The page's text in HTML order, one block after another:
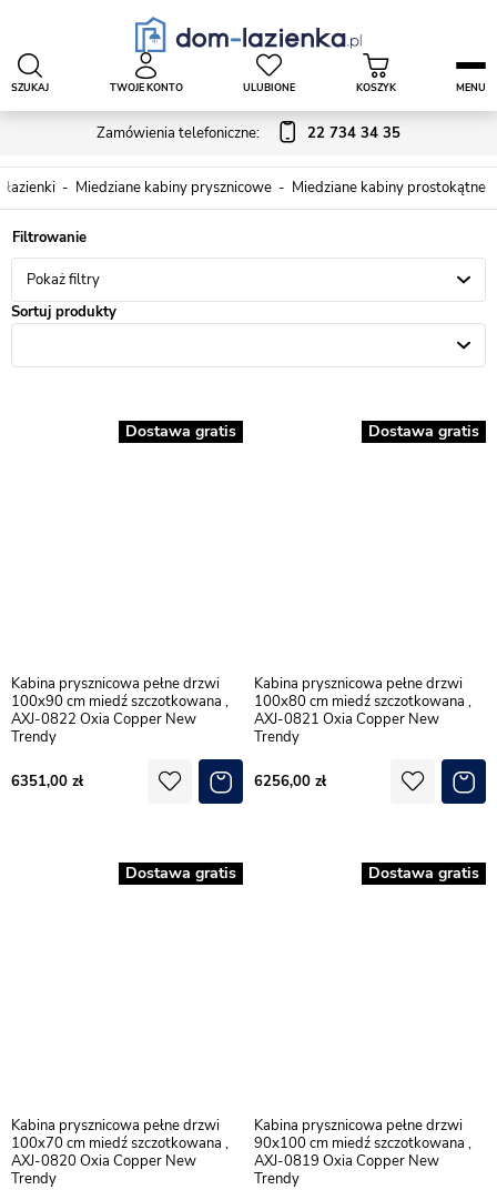
Zamówienia telefoniczne: 22 734 34 35
SZUKAJ TWOJE KONTO ULUBIONE KOSZYK MENU
łazienki Miedziane kabiny prysznicowe Miedziane kabiny prostokątne
Pokaż filtry
Sortuj produkty
Kabina prysznicowa pełne drzwi
100x90 cm miedź szczotkowana ,
AXJ-0822 Oxia Copper New
Trendy
6351,00
Dostawa gratis
Kabina prysznicowa pełne drzwi
100x80 cm miedź szczotkowana ,
AXJ-0821 Oxia Copper New
Trendy
6256,00
Dostawa gratis
Kabina prysznicowa pełne drzwi
100x70 cm miedź szczotkowana ,
AXJ-0820 Oxia Copper New
Trendy
Dostawa gratis
Kabina prysznicowa pełne drzwi
90x100 cm miedź szczotkowana ,
AXJ-0819 Oxia Copper New
Trendy
Dostawa gratis